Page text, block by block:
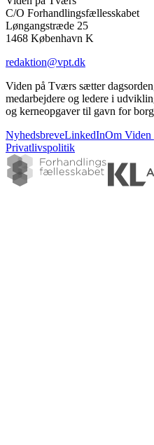
C/O Forhandlingsfællesskabet
Løngangstræde 25
1468 København K
redaktion@vpt.dk
Viden på Tværs sætter
medarbejdere og ledere i
og kerneopgaver til gavn for
NyhedsbreveLinkedInOm
Privatlivspolitik